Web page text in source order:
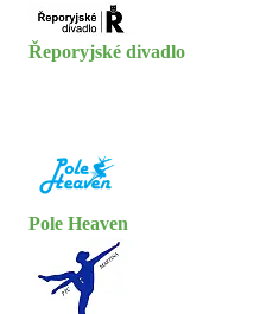
Řeporyjské divadlo
Pole Heaven